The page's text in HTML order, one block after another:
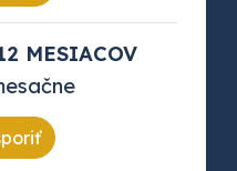
MESIACOV